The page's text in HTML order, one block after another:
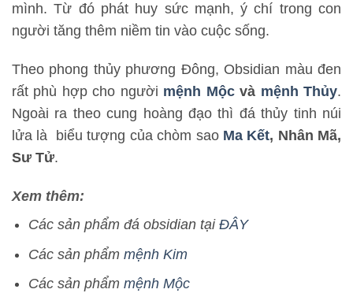
mình. Từ đó phát huy sức mạnh, ý chí trong con
người tăng thêm niềm tin vào cuộc sống.
Theo phong thủy phương Đông, Obsidian màu đen
rất phù hợp cho người mệnh Mộcvà mệnh Thủy.
Ngoài ra theo cung hoàng đạo thì đá thủy tinh núi
lửa là biểu tượng của chòm sao Ma Kết, Nhân Mã,
Sư Tử.
Xem thêm:
Các sản phẩm đá obsidian tại ĐÂY
Các sản phẩm mệnh Kim
Các sản phẩm mệnh Mộc